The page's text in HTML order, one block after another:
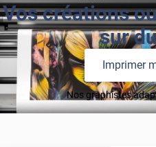
Vos créations
sur
Imprimer
Nos graphistes